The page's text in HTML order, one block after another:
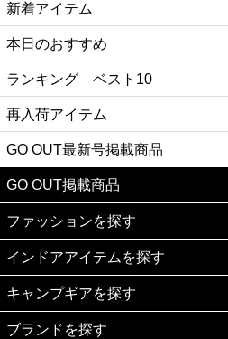
新着アイテム
本日のおすすめ
ランキング ベスト10
再入荷アイテム
GO OUT最新号掲載商品
GO OUT掲載商品
ファッションを探す
インドアアイテムを探す
キャンプギアを探す
ブランドを探す